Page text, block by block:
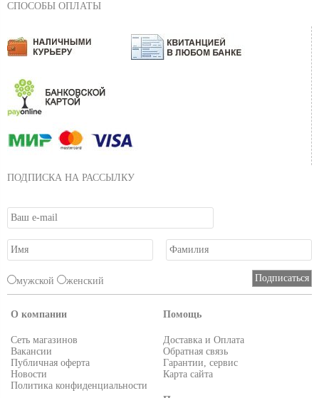
СПОСОБЫ ОПЛАТЫ
ПОДПИСКА НА РАССЫЛКУ
мужской женский
О компании
Сеть магазинов
Вакансии
Публичная оферта
Новости
Политика конфиденциальности
Помощь
Доставка и Оплата
Обратная связь
Гарантии, сервис
Карта сайта